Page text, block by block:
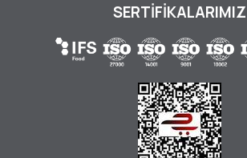
SERTİFİKALARIMIZ